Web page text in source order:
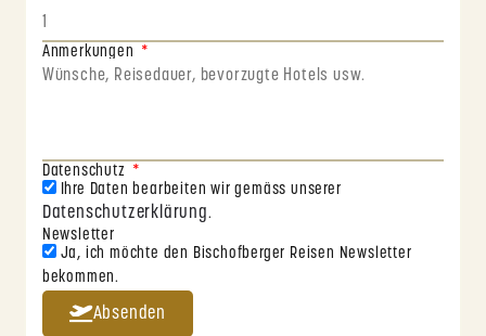
Anmerkungen
Datenschutz
Ihre Daten bearbeiten wir gemäss unserer
Datenschutzerklärung.
Newsletter
Ja, ich möchte den Bischofberger Reisen Newsletter
bekommen.
Absenden